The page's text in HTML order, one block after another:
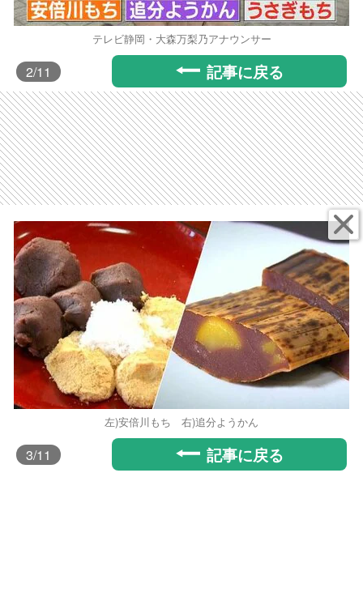
テレビ静岡・大森万梨乃アナウンサー
2/11 記事に戻る
左)安倍川もち 右)追分ようかん
3/11 記事に戻る